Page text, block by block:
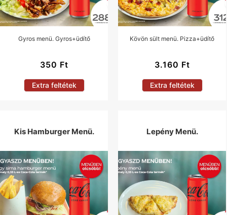
Gyros menü. Gyros+üdítő
350 Ft
Extra feltétek
Kövön sült menü. Pizza+üdítő
3.160 Ft
Extra feltétek
Kis Hamburger Menü. Lepény Menü.